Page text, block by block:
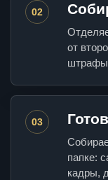
02
от
03
папке:
кадры,